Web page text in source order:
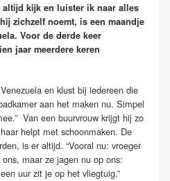
altijd kijk en luister ik naar alles
zichzelf noemt, is een maandje
Voor de derde keer
jaar meerdere keren
en klust bij iedereen die
aan het maken nu. Simpel
Van een buurvrouw krijgt hij zo
helpt met schoonmaken. De
is er altijd. “Vooral nu: vroeger
maar ze jagen nu op ons:
uur zit je op het vliegtuig.”